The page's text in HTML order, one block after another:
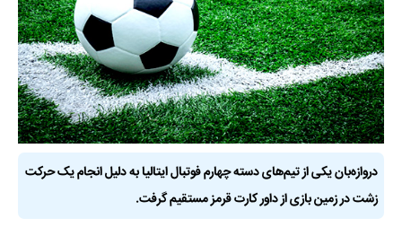
دروازه‌بان یکی از تیم‌های دسته چهارم فوتبال ایتالیا به دلیل انجام یک حرکت
زشت در زمین بازی از داور کارت قرمز مستقیم گرفت.